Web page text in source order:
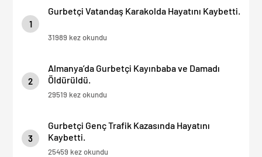
1
Gurbetçi Vatandaş Karakolda Hayatını Kaybetti.
31989 kez okundu
2
Almanya’da Gurbetçi Kayınbaba ve Damadı
Öldürüldü.
29519 kez okundu
3
Gurbetçi Genç Trafik Kazasında Hayatını
Kaybetti.
25459 kez okundu